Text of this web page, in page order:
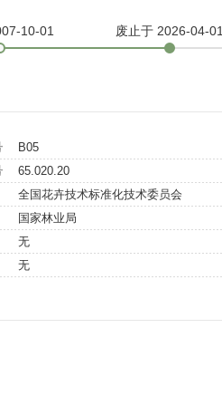
10-01 废止于 2026-04-01
B05
65.020.20
全国花卉技术标准化技术委员会
国家林业局
无
无